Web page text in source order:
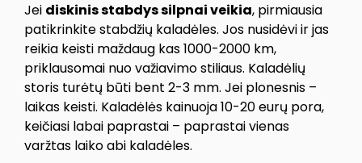
Jei diskinis stabdys silpnai veikia, pirmiausia
patikrinkite stabdžių kaladėles. Jos nusidėvi ir jas
reikia keisti maždaug kas 1000-2000 km,
priklausomai nuo važiavimo stiliaus. Kaladėlių
storis turėtų būti bent 2-3 mm. Jei plonesnis –
laikas keisti. Kaladėlės kainuoja 10-20 eurų pora,
keičiasi labai paprastai – paprastai vienas
varžtas laiko abi kaladėles.